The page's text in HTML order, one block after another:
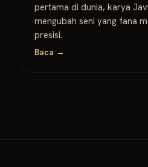
pertama di dunia, karya
mengubah seni yang fana
presisi.
Baca →